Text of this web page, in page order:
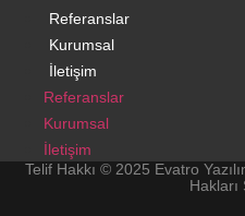
Referanslar
Kurumsal
İletişim
Referanslar
Kurumsal
İletişim
Telif Hakkı © 2025 Evatro
Hakları